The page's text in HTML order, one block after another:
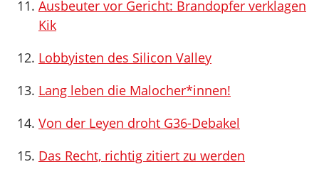
Ausbeuter vor Gericht: Brandopfer verklagen
Kik
Lobbyisten des Silicon Valley
Lang leben die Malocher*innen!
Von der Leyen droht G36-Debakel
Das Recht, richtig zitiert zu werden